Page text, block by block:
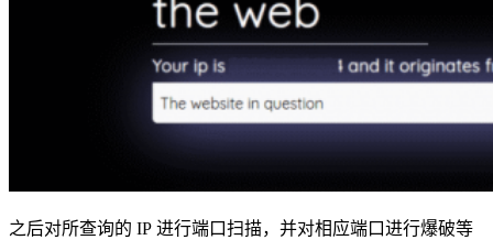
之后对所查询的 IP 进行端口扫描，并对相应端口进行爆破等